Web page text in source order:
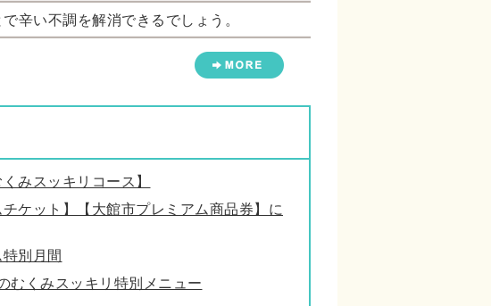
辛い不調を解消できるでしょう。
みスッキリコース】
チケット】【大館市プレミアム商品券】に
別月間
むくみスッキリ特別メニュー